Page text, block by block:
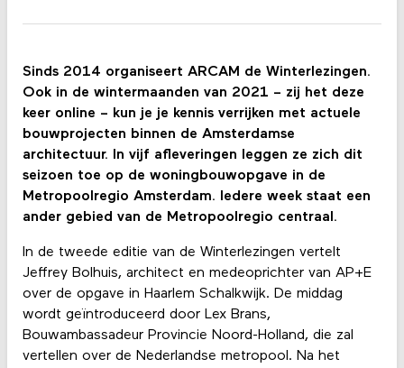
Sinds 2014 organiseert ARCAM de Winterlezingen.
Ook in de wintermaanden van 2021 – zij het deze
keer online – kun je je kennis verrijken met actuele
bouwprojecten binnen de Amsterdamse
architectuur. In vijf afleveringen leggen ze zich dit
seizoen toe op de woningbouwopgave in de
Metropoolregio Amsterdam. Iedere week staat een
ander gebied van de Metropoolregio centraal.
In de tweede editie van de Winterlezingen vertelt
Jeffrey Bolhuis, architect en medeoprichter van AP+E
over de opgave in Haarlem Schalkwijk. De middag
wordt geïntroduceerd door Lex Brans,
Bouwambassadeur Provincie Noord-Holland, die zal
vertellen over de Nederlandse metropool. Na het